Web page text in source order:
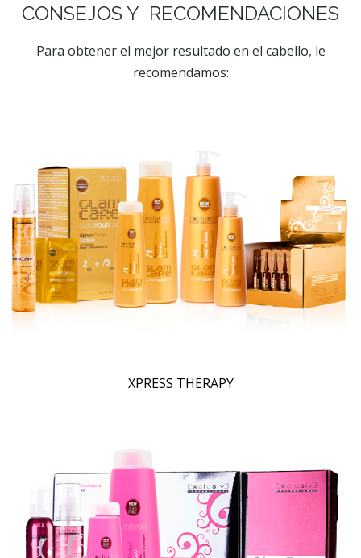
CONSEJOS Y RECOMENDACIONES
Para obtener el mejor resultado en el cabello, le
recomendamos:
XPRESS THERAPY